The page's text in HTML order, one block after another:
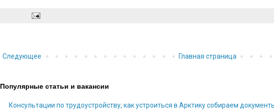
Следующее Главная страница
Популярные статьи и вакансии
Консультации по трудоустройству, как устроиться в Арктику собираем